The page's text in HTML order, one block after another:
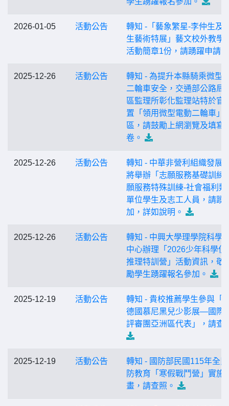
2026-01-05 活動公告
轉知 -「藝象繁星-李仲生及
生藝術特展」藝文校外教學
活動簡章1份，請踴躍申請。
2025-12-26 活動公告
轉知 - 為提升本縣騎乘微型
二輪車安全，交通部公路局
區監理所彰化監理站特於官
置「領用微型電動二輪車」
區，請鼓勵上網瀏覽及填寫
卷。
2025-12-26 活動公告
轉知 - 中華非營利組織發展
將舉辦「志願服務基礎訓練
願服務特殊訓練-社會福利類
單位學生及志工人員，請踴
加，詳如說明。
2025-12-26 活動公告
轉知 - 中興大學理學院科學
中心辦理「2026少年科學偵
推理特訓營」活動資訊，敬
勵學生踴躍報名參加。
2025-12-19 活動公告
轉知 - 貴校推薦學生參與「
德國慕尼黑兒少影展—國際
評審團亞洲區代表」，請查
2025-12-19 活動公告
轉知 - 國防部民國115年全
防教育「寒假戰鬥營」實施
畫，請查照。